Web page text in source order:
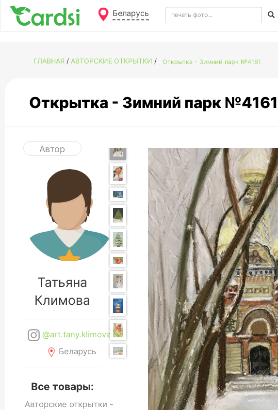
Беларусь
ГЛАВНАЯ / АВТОРСКИЕ ОТКРЫТКИ / Открытка - Зимний парк №4161
Открытка - Зимний парк №4161
Автор
Татьяна
Климова
@art.tany.klimova
Беларусь
Все товары:
Авторские открытки -